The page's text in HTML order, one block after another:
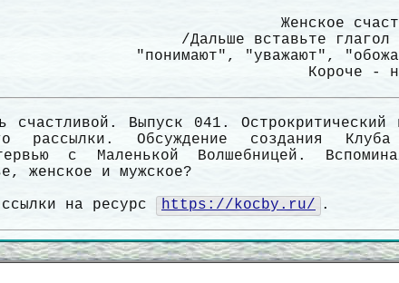
Женское
/Дальше вставьте
"понимают", "уважают",
Короче -
счастливой. Выпуск 041. Острокритический
рассылки. Обсуждение создания
с Маленькой Волшебницей.
женское и мужское?
на ресурс
https://kocby.ru/ .